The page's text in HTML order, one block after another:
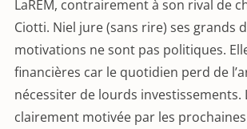
LaREM, contrairement à son rival de
Ciotti. Niel jure (sans rire) ses grands
motivations ne sont pas politiques.
financières car le quotidien perd de
nécessiter de lourds investissements.
clairement motivée par les